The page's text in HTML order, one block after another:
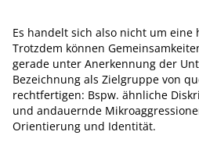
Es handelt sich also nicht um eine
Trotzdem können
gerade unter Anerkennung der
Bezeichnung als Zielgruppe von
rechtfertigen: Bspw. ähnliche
und andauernde
Orientierung und Identität.